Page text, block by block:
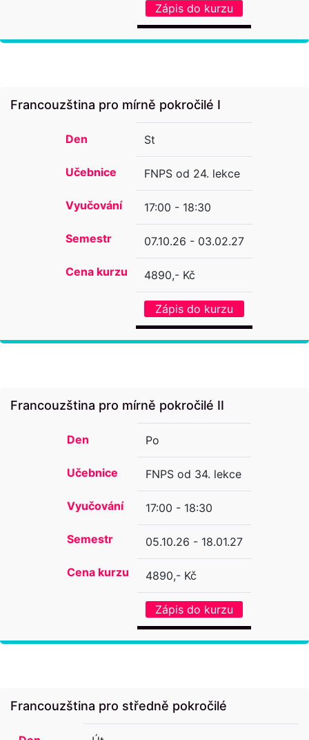
Zápis do kurzu
Francouzština pro mírně pokročilé I
Den
Učebnice
Vyučování
Semestr
Cena kurzu
St
FNPS od 24. lekce
17:00 - 18:30
07.10.26 - 03.02.27
4890,- Kč
Zápis do kurzu
Francouzština pro mírně pokročilé II
Den
Učebnice
Vyučování
Semestr
Cena kurzu
Po
FNPS od 34. lekce
17:00 - 18:30
05.10.26 - 18.01.27
4890,- Kč
Zápis do kurzu
Francouzština pro středně pokročilé